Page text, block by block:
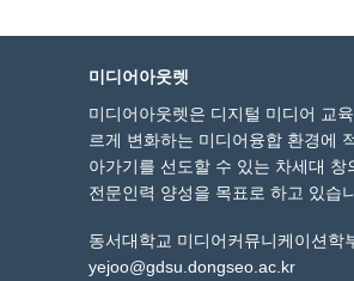
미디어아웃렛
미디어아웃렛은 디지털 미디어 교
르게 변화하는 미디어융합 환경에
아가기를 선도할 수 있는 차세대 창
전문인력 양성을 목표로 하고 있습
동서대학교 미디어커뮤니케이션학
yejoo@gdsu.dongseo.ac.kr